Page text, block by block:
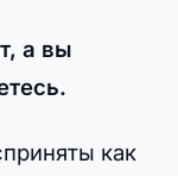
а вы
как